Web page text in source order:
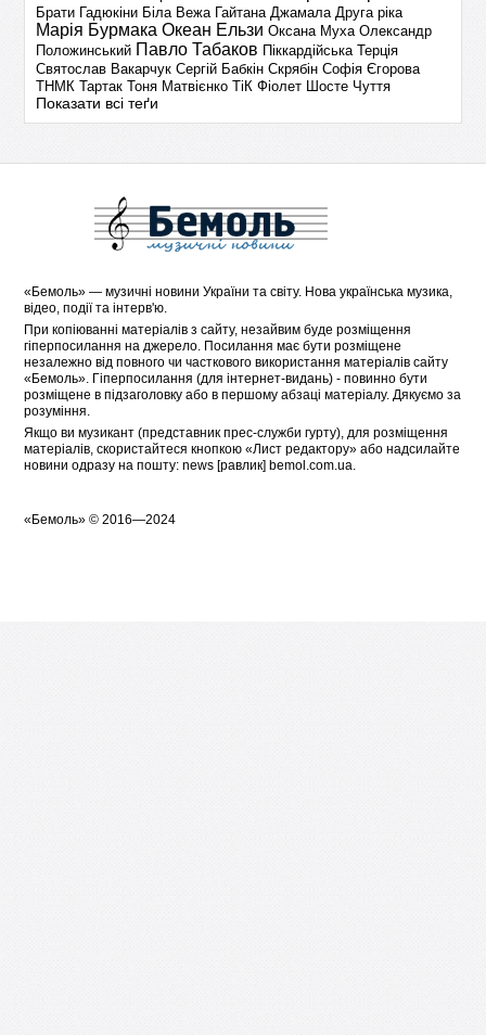
Брати Гадюкіни Біла Вежа Гайтана Джамала Друга ріка
Марія Бурмака Океан Ельзи Оксана Муха Олександр
Положинський Павло Табаков Піккардійська Терція
Святослав Вакарчук Сергій Бабкін Скрябін Софія Єгорова
ТНМК Тартак Тоня Матвієнко ТіК Фіолет Шосте Чуття
Показати всі теґи
«Бемоль» — музичні новини України та світу. Нова українська музика,
відео, події та інтерв'ю.
При копіюванні матеріалів з сайту, незайвим буде розміщення
гіперпосилання на джерело. Посилання має бути розміщене
незалежно від повного чи часткового використання матеріалів сайту
«Бемоль». Гіперпосилання (для інтернет-видань) - повинно бути
розміщене в підзаголовку або в першому абзаці матеріалу. Дякуємо за
розуміння.
Якщо ви музикант (представник прес-служби гурту), для розміщення
матеріалів, скористайтеся кнопкою «Лист редактору» або надсилайте
новини одразу на пошту: news [равлик] bemol.com.ua.
«Бемоль» © 2016—2024